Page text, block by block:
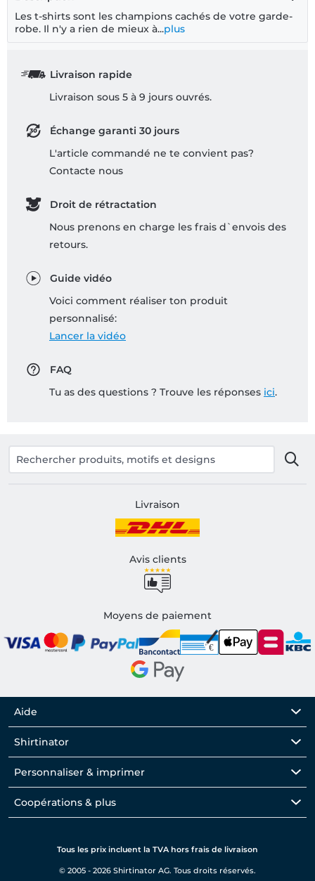
Les t-shirts sont les champions cachés de votre garde-
robe. Il n'y a rien de mieux à...plus
Livraison rapide
Livraison sous 5 à 9 jours ouvrés.
Échange garanti 30 jours
L'article commandé ne te convient pas?
Contacte nous
Droit de rétractation
Nous prenons en charge les frais d`envois des
retours.
Guide vidéo
Voici comment réaliser ton produit
personnalisé:
Lancer la vidéo
FAQ
Tu as des questions ? Trouve les réponses ici.
Livraison
Avis clients
Moyens de paiement
Aide
Shirtinator
Personnaliser & imprimer
Coopérations & plus
Tous les prix incluent la TVA hors frais de livraison
© 2005 - 2026 Shirtinator AG. Tous droits réservés.